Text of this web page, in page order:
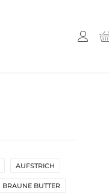
AUFSTRICH
BRAUNE BUTTER